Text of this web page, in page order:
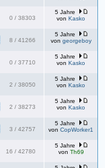
0 / 38303
5 Jahre
von Kasko
8 / 41266
5 Jahre
von georgeboy
0 / 37710
5 Jahre
von Kasko
2 / 38050
5 Jahre
von Kasko
2 / 38273
5 Jahre
von Kasko
3 / 42757
5 Jahre
von CopWorker1
16 / 42780
5 Jahre
von Th69